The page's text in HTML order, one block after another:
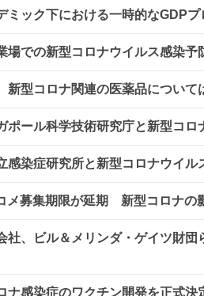
ミック下における一時的なGDP
場での新型コロナウイルス感染
新型コロナ関連の医薬品につい
ポール科学技術研究庁と新型コ
感染症研究所と新型コロナウイ
メ募集期限が延期 新型コロナの
社、ビル＆メリンダ・ゲイツ財
ナ感染症のワクチン開発を正式決